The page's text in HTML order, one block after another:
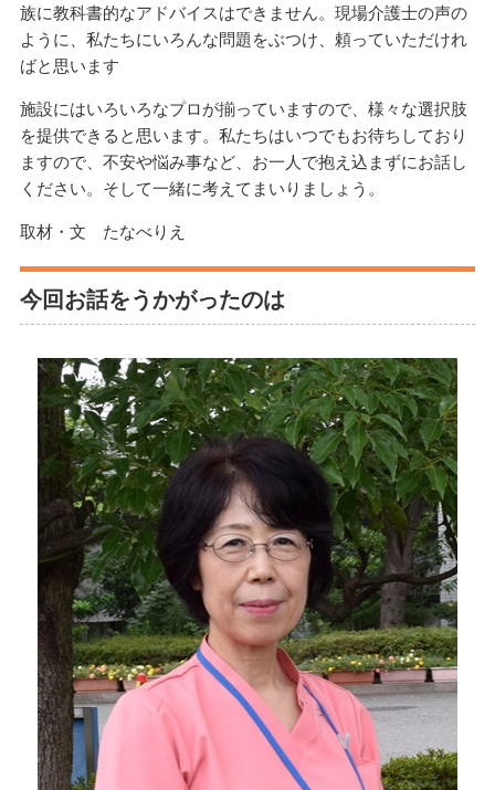
族に教科書的なアドバイスはできません。現場介護士の声の
ように、私たちにいろんな問題をぶつけ、頼っていただけれ
ばと思います
施設にはいろいろなプロが揃っていますので、様々な選択肢
を提供できると思います。私たちはいつでもお待ちしており
ますので、不安や悩み事など、お一人で抱え込まずにお話し
ください。そして一緒に考えてまいりましょう。
取材・文 たなべりえ
今回お話をうかがったのは